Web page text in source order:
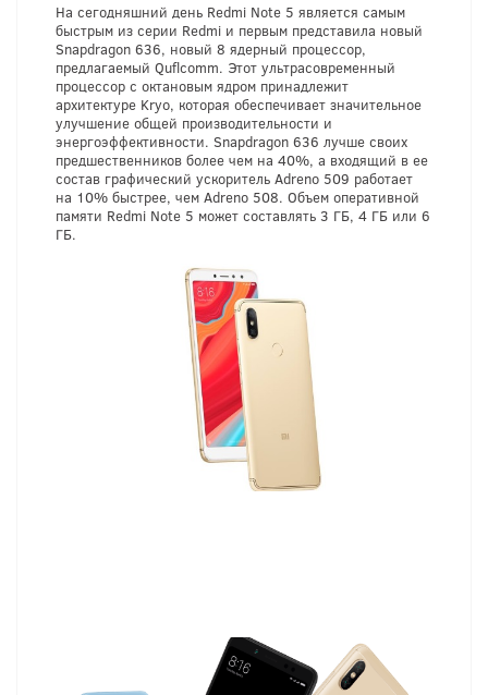
На сегодняшний день Redmi Note 5 является самым
быстрым из серии Redmi и первым представила новый
Snapdragon 636, новый 8 ядерный процессор,
предлагаемый Quflcomm. Этот ультрасовременный
процессор с октановым ядром принадлежит
архитектуре Kryo, которая обеспечивает значительное
улучшение общей производительности и
энергоэффективности. Snapdragon 636 лучше своих
предшественников более чем на 40%, а входящий в ее
состав графический ускоритель Adreno 509 работает
на 10% быстрее, чем Adreno 508. Объем оперативной
памяти Redmi Note 5 может составлять 3 ГБ, 4 ГБ или 6
ГБ.